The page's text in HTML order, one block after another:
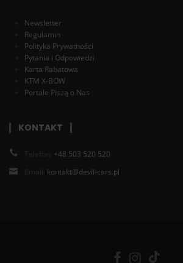
Newsletter
Regulamin
Polityka Prywatności
Pytania i Odpowiedzi
Karta Rabatowa
KTM X-BOW
Portale Piszą o Nas
KONTAKT
Telefon: +48 503 520 520
Email: kontakt@devil-cars.pl